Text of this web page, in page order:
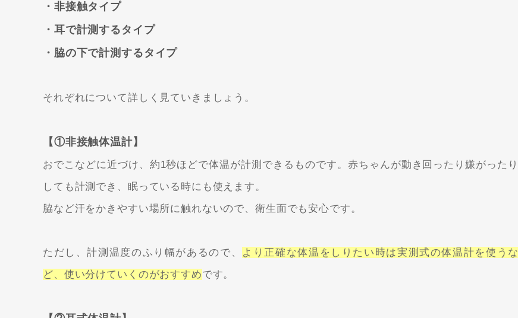
・非接触タイプ
・耳で計測するタイプ
・脇の下で計測するタイプ
それぞれについて詳しく見ていきましょう。
【①非接触体温計】
おでこなどに近づけ、約1秒ほどで体温が計測できるものです。赤ちゃんが動き回ったり嫌がったり
しても計測でき、眠っている時にも使えます。
脇など汗をかきやすい場所に触れないので、衛生面でも安心です。
ただし、計測温度のふり幅があるので、 より正確な体温をしりたい時は実測式の体温計を使うな
ど、使い分けていくのがおすすめです。